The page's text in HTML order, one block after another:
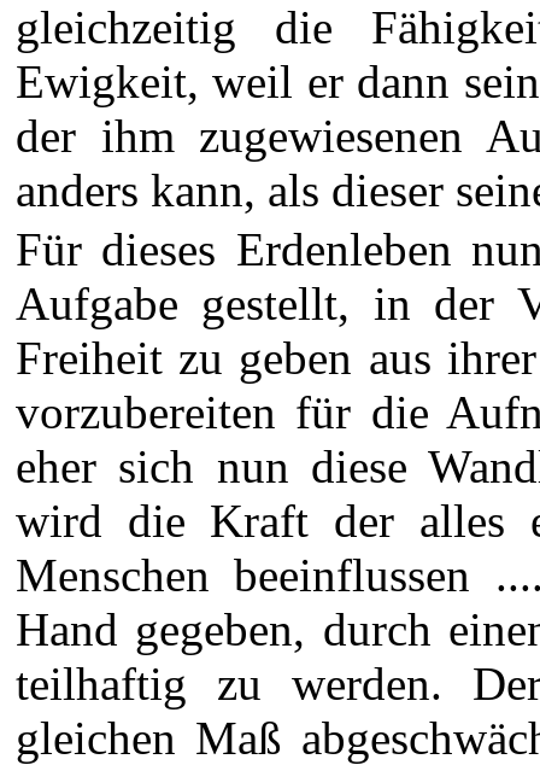
gleichzeitig die
Ewigkeit, weil er dann
der ihm zugewiesenen
anders kann, als dieser
Für dieses Erdenleben
Aufgabe gestellt, in der
Freiheit zu geben aus
vorzubereiten für die
eher sich nun diese
wird die Kraft der alles
Menschen beeinflussen
Hand gegeben, durch
teilhaftig zu werden.
gleichen Maß